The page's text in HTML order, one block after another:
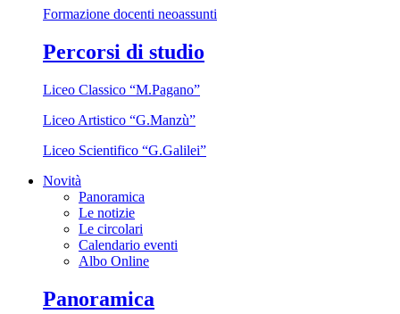
Formazione docenti neoassunti
Percorsi di studio
Liceo Classico “M.Pagano”
Liceo Artistico “G.Manzù”
Liceo Scientifico “G.Galilei”
Novità
Panoramica
Le notizie
Le circolari
Calendario eventi
Albo Online
Panoramica